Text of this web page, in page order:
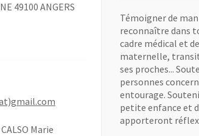
Témoigner de
reconnaître dans
cadre médical et
maternelle,
ses proches...
personnes
entourage.
petite enfance et
apporteront
49100 ANGERS
, Ouvre une nouvelle fenêtre
Marie